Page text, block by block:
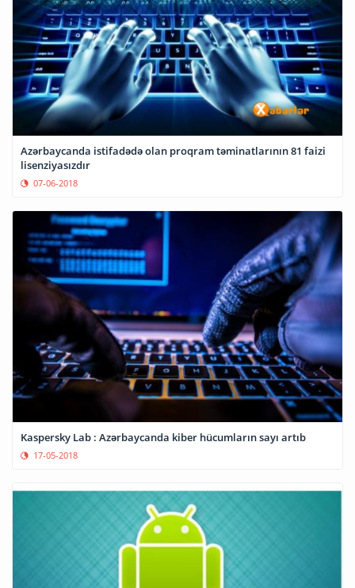
Azərbaycanda istifadədə olan proqram təminatlarının 81 faizi
lisenziyasızdır
07-06-2018
Kaspersky Lab : Azərbaycanda kiber hücumların sayı artıb
17-05-2018